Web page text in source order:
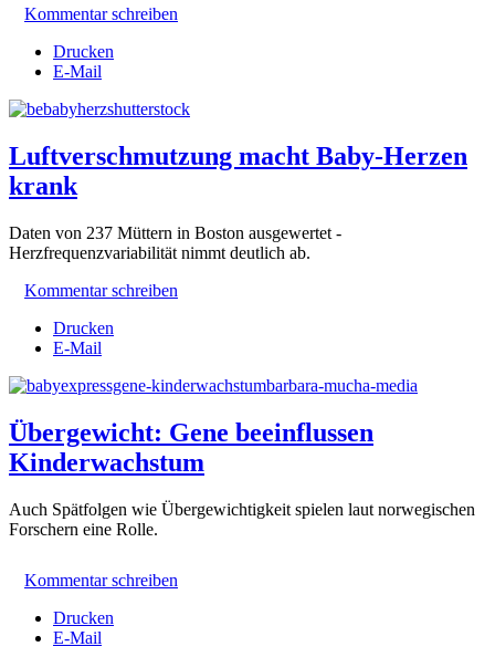
Kommentar schreiben
Drucken
E-Mail
Luftverschmutzung macht Baby-Herzen
krank
Daten von 237 Müttern in Boston ausgewertet -
Herzfrequenzvariabilität nimmt deutlich ab.
Kommentar schreiben
Drucken
E-Mail
Übergewicht: Gene beeinflussen
Kinderwachstum
Auch Spätfolgen wie Übergewichtigkeit spielen laut norwegischen
Forschern eine Rolle.
Kommentar schreiben
Drucken
E-Mail